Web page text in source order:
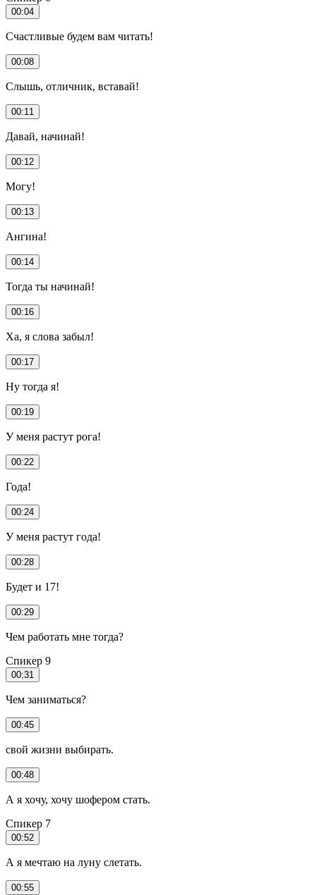
00:04
Счастливые будем вам читать!
00:08
Слышь, отличник, вставай!
00:11
Давай, начинай!
00:12
Могу!
00:13
Ангина!
00:14
Тогда ты начинай!
00:16
Ха, я слова забыл!
00:17
Ну тогда я!
00:19
У меня растут рога!
00:22
Года!
00:24
У меня растут года!
00:28
Будет и 17!
00:29
Чем работать мне тогда?
Спикер 9
00:31
Чем заниматься?
00:45
свой жизни выбирать.
00:48
А я хочу, хочу шофером стать.
Спикер 7
00:52
А я мечтаю на луну слетать.
00:55